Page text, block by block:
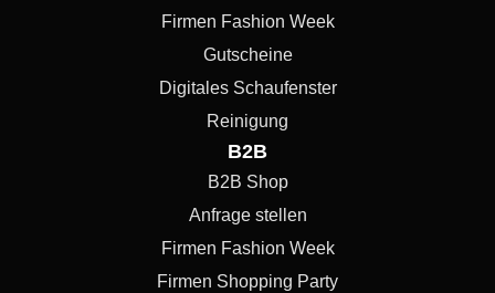
Firmen Fashion Week
Gutscheine
Digitales Schaufenster
Reinigung
B2B
B2B Shop
Anfrage stellen
Firmen Fashion Week
Firmen Shopping Party